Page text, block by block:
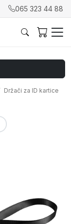
065 323 44 88
Držači za ID kartice